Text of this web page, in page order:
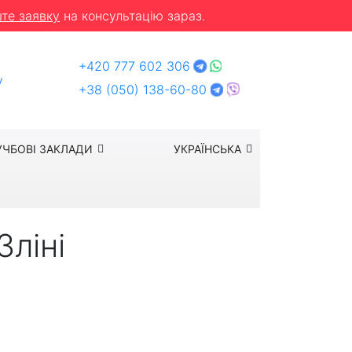
заявку на консультацію зараз.
+420 777 602 306
+38 (050) 138-60-80
УКРАЇНСЬКА
ЗАКЛАДИ